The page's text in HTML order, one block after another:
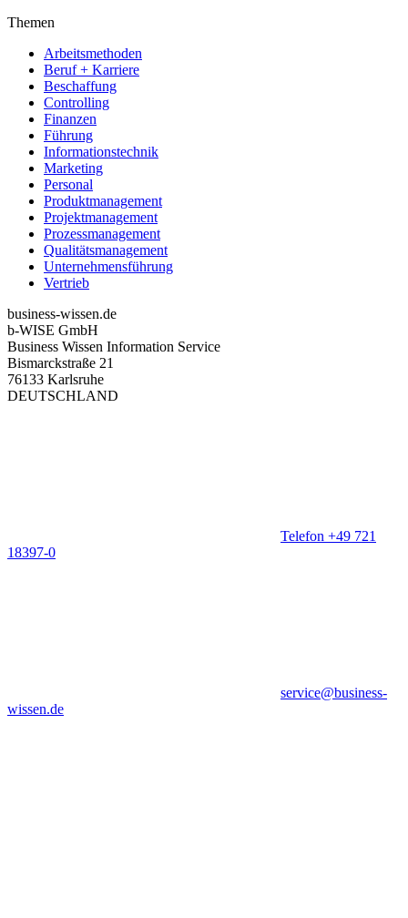
Themen
Arbeitsmethoden
Beruf + Karriere
Beschaffung
Controlling
Finanzen
Führung
Informationstechnik
Marketing
Personal
Produktmanagement
Projektmanagement
Prozessmanagement
Qualitätsmanagement
Unternehmensführung
Vertrieb
business-wissen.de
b-WISE GmbH
Business Wissen Information Service
Bismarckstraße 21
76133 Karlsruhe
DEUTSCHLAND
Telefon +49 721
18397-0
service@business-
wissen.de